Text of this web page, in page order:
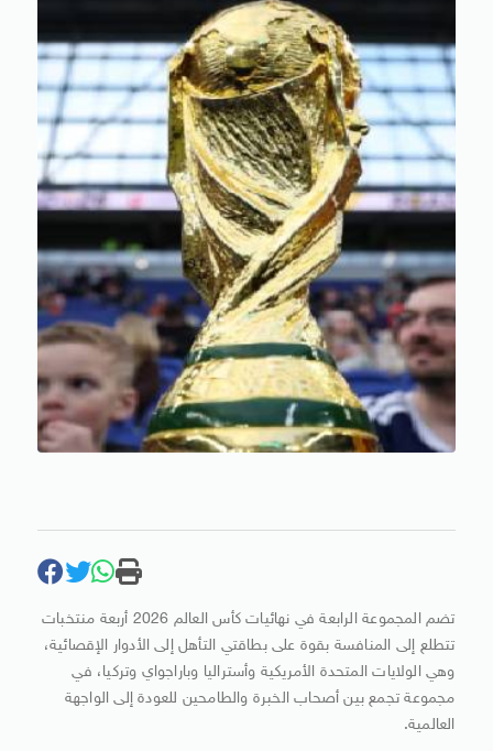
تضم المجموعة الرابعة في نهائيات كأس العالم 2026 أربعة منتخبات
تتطلع إلى المنافسة بقوة على بطاقتي التأهل إلى الأدوار الإقصائية،
وهي الولايات المتحدة الأمريكية وأستراليا وباراجواي وتركيا، في
مجموعة تجمع بين أصحاب الخبرة والطامحين للعودة إلى الواجهة
العالمية.